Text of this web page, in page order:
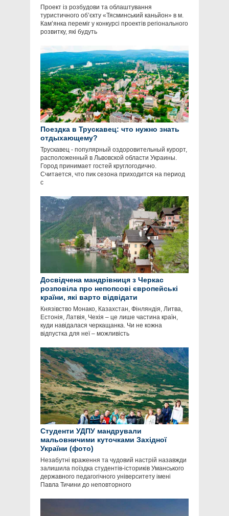
Проект із розбудови та облаштування
туристичного об’єкту «Тясминський каньйон» в м.
Кам’янка переміг у конкурсі проектів регіонального
розвитку, які будуть
Поездка в Трускавец: что нужно знать
отдыхающему?
Трускавец - популярный оздоровительный курорт,
расположенный в Львовской области Украины.
Город принимает гостей круглогодично.
Считается, что пик сезона приходится на период
с
Досвідчена мандрівниця з Черкас
розповіла про непопсові європейські
країни, які варто відвідати
Князівство Монако, Казахстан, Фінляндія, Литва,
Естонія, Латвія, Чехія – це лише частина країн,
куди навідалася черкащанка. Чи не кожна
відпустка для неї – можливість
Студенти УДПУ мандрували
мальовничими куточками Західної
України (фото)
Незабутні враження та чудовий настрій назавжди
залишила поїздка студентів-істориків Уманського
державного педагогічного університету імені
Павла Тичини до неповторного